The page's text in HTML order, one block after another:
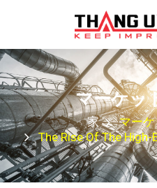
マーケッ
家
マー
The Rise Of The